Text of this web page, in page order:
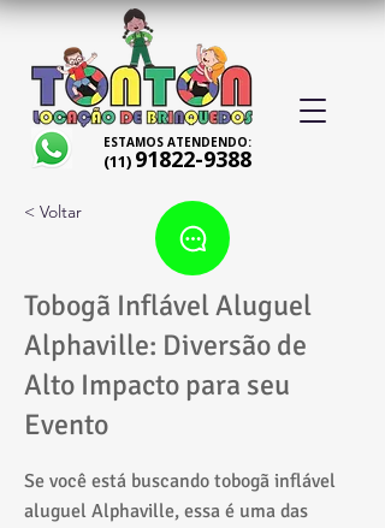
ESTAMOS ATENDENDO:
(11) 91822-9388
< Voltar
Tobogã Inflável Aluguel
Alphaville: Diversão de
Alto Impacto para seu
Evento
Se você está buscando tobogã inflável
aluguel Alphaville, essa é uma das